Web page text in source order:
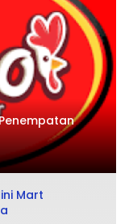
Mart